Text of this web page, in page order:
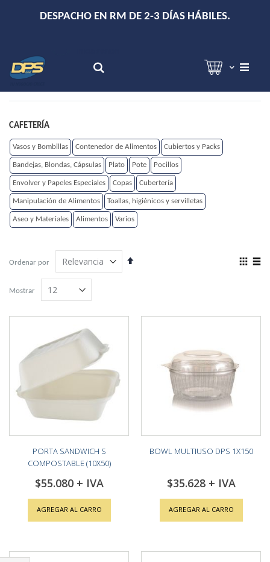
DESPACHO EN RM DE 2-3 DÍAS HÁBILES.
Ordenar por
Establecer
View
Mostrar
PORTA SANDWICH S
COMPOSTABLE (10X50)
$55.080
AGREGAR AL CARRO
BOWL MULTIUSO DPS 1X150
$35.628
AGREGAR AL CARRO
CAFETERÍA
Vasos y Bombillas Contenedor de Alimentos Cubiertos y Packs
Bandejas, Blondas, Cápsulas Plato Pote Pocillos
Envolver y Papeles Especiales Copas Cubertería
Manipulación de Alimentos Toallas, higiénicos y servilletas
Aseo y Materiales Alimentos Varios